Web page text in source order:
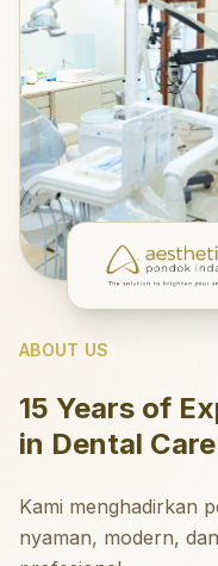
ABOUT US
15 Years of
in Dental Care
Kami menghadirkan
nyaman, modern,